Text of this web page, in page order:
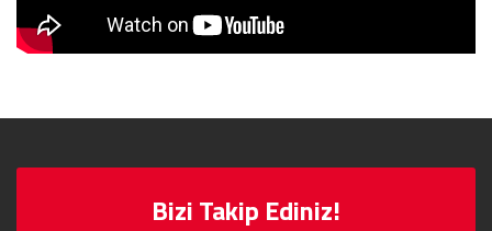
Bizi Takip Ediniz!